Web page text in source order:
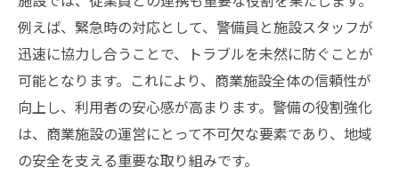
例えば、緊急時の対応として、警備員と施設スタッフが
迅速に協力し合うことで、トラブルを未然に防ぐことが
可能となります。これにより、商業施設全体の信頼性が
向上し、利用者の安心感が高まります。警備の役割強化
は、商業施設の運営にとって不可欠な要素であり、地域
の安全を支える重要な取り組みです。